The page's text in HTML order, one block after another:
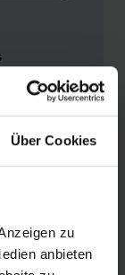
Über Cookies
zu
anbieten